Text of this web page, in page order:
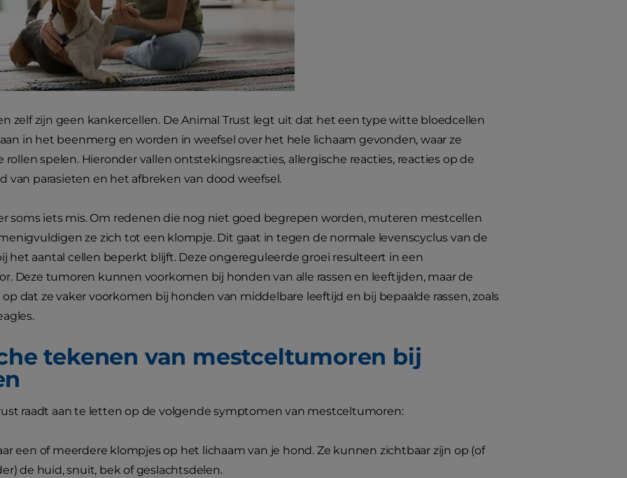
zelf zijn geen kankercellen. De Animal Trust legt uit dat het een type witte bloedcellen
in het beenmerg en worden in weefsel over het hele lichaam gevonden, waar ze
rollen spelen. Hieronder vallen ontstekingsreacties, allergische reacties, reacties op de
van parasieten en het afbreken van dood weefsel.
soms iets mis. Om redenen die nog niet goed begrepen worden, muteren mestcellen
ze zich tot een klompje. Dit gaat in tegen de normale levenscyclus van de
het aantal cellen beperkt blijft. Deze ongereguleerde groei resulteert in een
Deze tumoren kunnen voorkomen bij honden van alle rassen en leeftijden, maar de
dat ze vaker voorkomen bij honden van middelbare leeftijd en bij bepaalde rassen, zoals
tekenen van mestceltumoren bij
raadt aan te letten op de volgende symptomen van mestceltumoren:
een of meerdere klompjes op het lichaam van je hond. Ze kunnen zichtbaar zijn op (of
de huid, snuit, bek of geslachtsdelen.